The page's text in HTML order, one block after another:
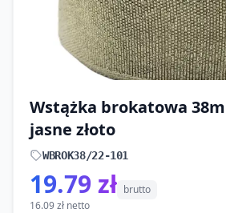
Wstążka brokatowa
jasne złoto
WBROK38/22-101
19.79 zł brutto
16.09 zł netto